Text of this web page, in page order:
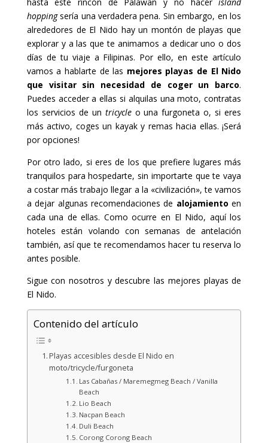
hasta este rincón de Palawan y no hacerisland
hoppingsería una verdadera pena. Sin embargo, en los
alrededores de El Nido hay un montón de playas que
explorar y a las que te animamos a dedicar uno o dos
días de tu viaje a Filipinas. Por ello, en este artículo
vamos a hablarte de las mejores playas de El Nido
que visitar sin necesidad de coger un barco.
Puedes acceder a ellas si alquilas una moto, contratas
los servicios de un tricycleo una furgoneta o, si eres
más activo, coges un kayak y remas hacia ellas. ¡Será
por opciones!
Por otro lado, si eres de los que prefiere lugares más
tranquilos para hospedarte, sin importarte que te vaya
a costar más trabajo llegar a la «civilización», te vamos
a dejar algunas recomendaciones de alojamiento en
cada una de ellas. Como ocurre en El Nido, aquí los
hoteles están volando con semanas de antelación
también, así que te recomendamos hacer tu reserva lo
antes posible.
Sigue con nosotros y descubre las mejores playas de
El Nido.
Contenido del artículo
Playas accesibles desde El Nido en
moto/tricycle/furgoneta
Las Cabañas / Maremegmeg Beach / Vanilla
Beach
Lio Beach
Nacpan Beach
Duli Beach
Corong Corong Beach